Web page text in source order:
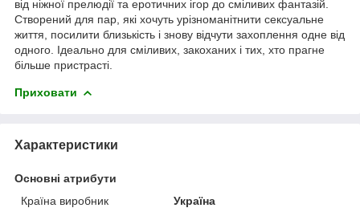
від ніжної прелюдії та еротичних ігор до сміливих фантазій.
Створений для пар, які хочуть урізноманітнити сексуальне
життя, посилити близькість і знову відчути захоплення одне від
одного. Ідеально для сміливих, закоханих і тих, хто прагне
більше пристрасті.
Приховати
Характеристики
Основні атрибути
Країна виробник
Україна